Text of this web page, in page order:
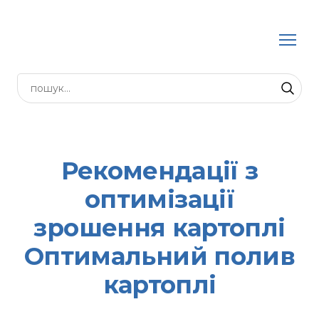
Рекомендації з
оптимізації
зрошення картоплі
Оптимальний полив
картоплі